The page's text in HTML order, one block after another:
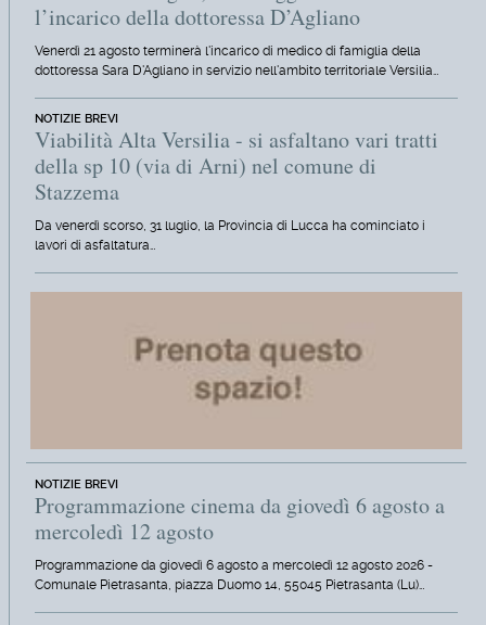
l’incarico della dottoressa D’Agliano
Venerdì 21 agosto terminerà l'incarico di medico di famiglia della
dottoressa Sara D'Agliano in servizio nell'ambito territoriale Versilia…
NOTIZIE BREVI
Viabilità Alta Versilia - si asfaltano vari tratti
della sp 10 (via di Arni) nel comune di
Stazzema
Da venerdì scorso, 31 luglio, la Provincia di Lucca ha cominciato i
lavori di asfaltatura…
NOTIZIE BREVI
Programmazione cinema da giovedì 6 agosto a
mercoledì 12 agosto
Programmazione da giovedì 6 agosto a mercoledì 12 agosto 2026 -
Comunale Pietrasanta, piazza Duomo 14, 55045 Pietrasanta (Lu)…